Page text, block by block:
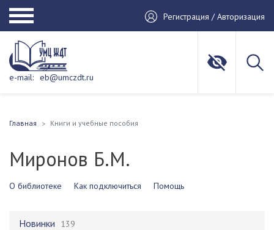
Регистрация / Авторизация
e-mail: eb@umczdt.ru
Главная Книги и учебные пособия
Миронов Б.М.
О библиотеке Как подключиться Помощь
Новинки 139